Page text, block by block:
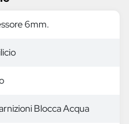
6mm.
Blocca Acqua